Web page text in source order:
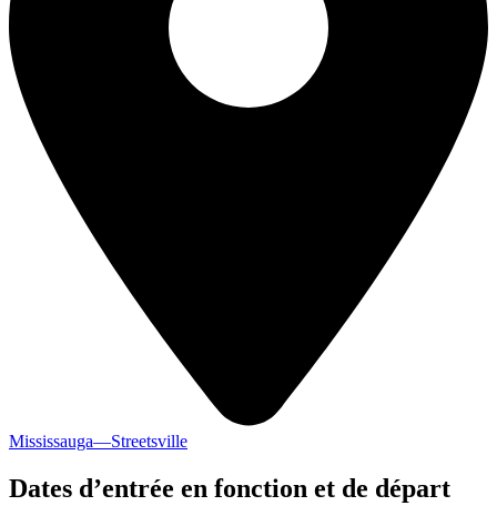
Mississauga—Streetsville
Dates d’entrée en fonction et de départ